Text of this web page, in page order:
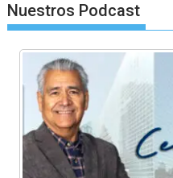
Nuestros Podcast